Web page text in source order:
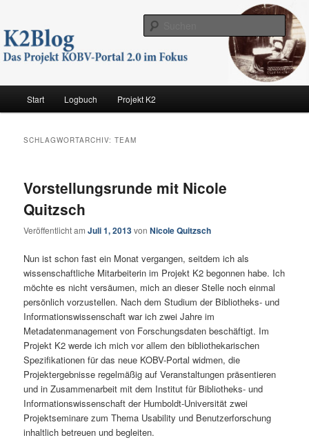
Inhalt
springen
Inhalt
springenK2 Blog
Start Logbuch Projekt K2
SCHLAGWORTARCHIV:TEAM
Vorstellungsrunde mit Nicole
Quitzsch
Veröffentlicht amJuli 1, 2013vonNicole Quitzsch
Nun ist schon fast ein Monat vergangen, seitdem ich als
wissenschaftliche Mitarbeiterin im Projekt K2 begonnen habe. Ich
möchte es nicht versäumen, mich an dieser Stelle noch einmal
persönlich vorzustellen. Nach dem Studium der Bibliotheks- und
Informationswissenschaft war ich zwei Jahre im
Metadatenmanagement von Forschungsdaten beschäftigt. Im
Projekt K2 werde ich mich vor allem den bibliothekarischen
Spezifikationen für das neue KOBV-Portal widmen, die
Projektergebnisse regelmäßig auf Veranstaltungen präsentieren
und in Zusammenarbeit mit dem Institut für Bibliotheks- und
Informationswissenschaft der Humboldt-Universität zwei
Projektseminare zum Thema Usability und Benutzerforschung
inhaltlich betreuen und begleiten.